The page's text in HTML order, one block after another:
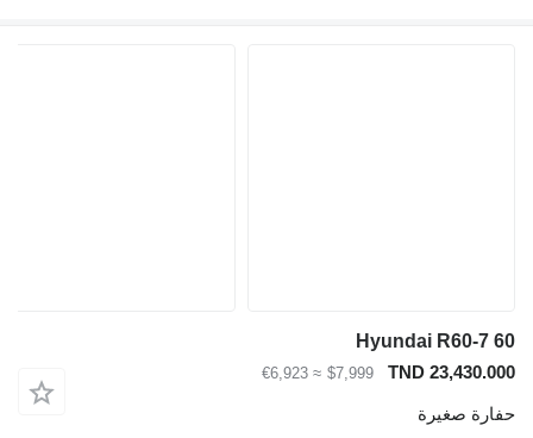
Hyundai R60-7
TND
$7,999
≈ €6,923
صغيرة